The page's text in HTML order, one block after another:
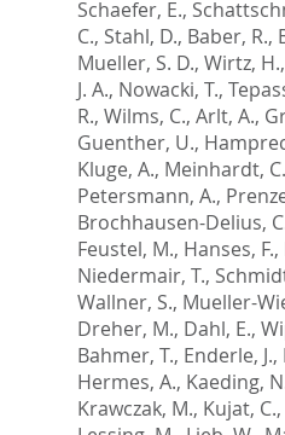
Schaefer, E.,
C., Stahl, D., Baber, R.,
Mueller, S. D., Wirtz, H.,
J. A., Nowacki, T.,
R., Wilms, C., Arlt, A.,
Guenther, U.,
Kluge, A., Meinhardt, C.
Petersmann, A.,
Brochhausen-Delius,
Feustel, M., Hanses, F.,
Niedermair, T.,
Wallner, S., Mueller-
Dreher, M., Dahl, E.,
Bahmer, T., Enderle, J.,
Hermes, A., Kaeding,
Krawczak, M., Kujat, C.,